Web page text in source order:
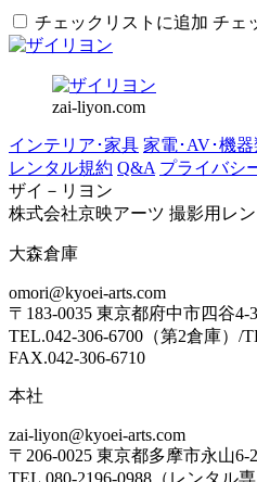
チェックリストに追加 チェ
zai-liyon.com
インテリア･家具 家電･AV･機器
レンタル規約 Q&A プライバシ
ザイ－リヨン
株式会社京映アーツ 撮影用レ
大森倉庫
omori@kyoei-arts.com
〒183-0035 東京都府中市四谷4-
TEL.042-306-6700（第2倉庫）/
FAX.042-306-6710
本社
zai-liyon@kyoei-arts.com
〒206-0025 東京都多摩市永山6-
TEL.080-2196-0988（レンタル専